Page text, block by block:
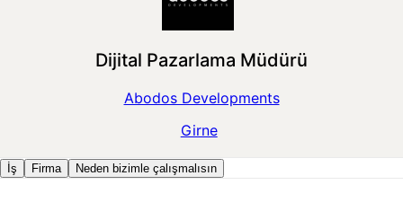
Dijital Pazarlama Müdürü
Abodos Developments
Girne
İş Firma Neden bizimle çalışmalısın